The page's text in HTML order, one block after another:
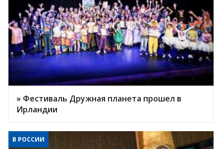
» Фестиваль Дружная планета прошел в
Ирландии
В РОССИИ